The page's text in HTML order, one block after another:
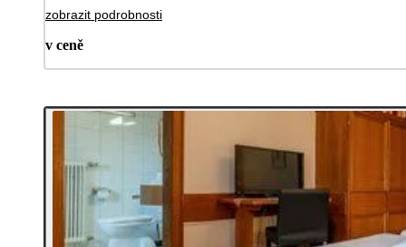
zobrazit podrobnosti
v ceně